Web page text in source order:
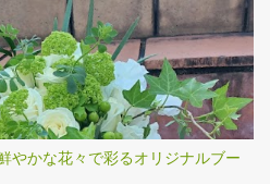
Japanese andromeda
シベリア） リシアンサス アンスリ
ルケミラ Arrangement Tulips Sweet
bell Pink Jasmine Leather fan チ
ーション ヒペリカム グリーンベル
ン Arrangement Rose (Eve Piazze)
バラ（イヴピアチェ） シンフォ
な花々で彩るオリジナルブー